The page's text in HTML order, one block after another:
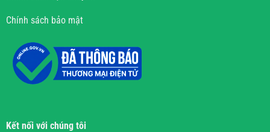
Chính sách bảo mật
Kết nối với chúng tôi